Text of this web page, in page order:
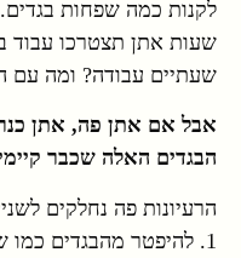
לקנות כמה שפחות
שעות אתן תצטרכו עבוד
שעתיים עבודה? ומה עם
אבל אם אתן פה, אתן
הבגדים האלה שכבר
הרעיונות פה נחלקים
1. להיפטר מהבגדים כמו שהם